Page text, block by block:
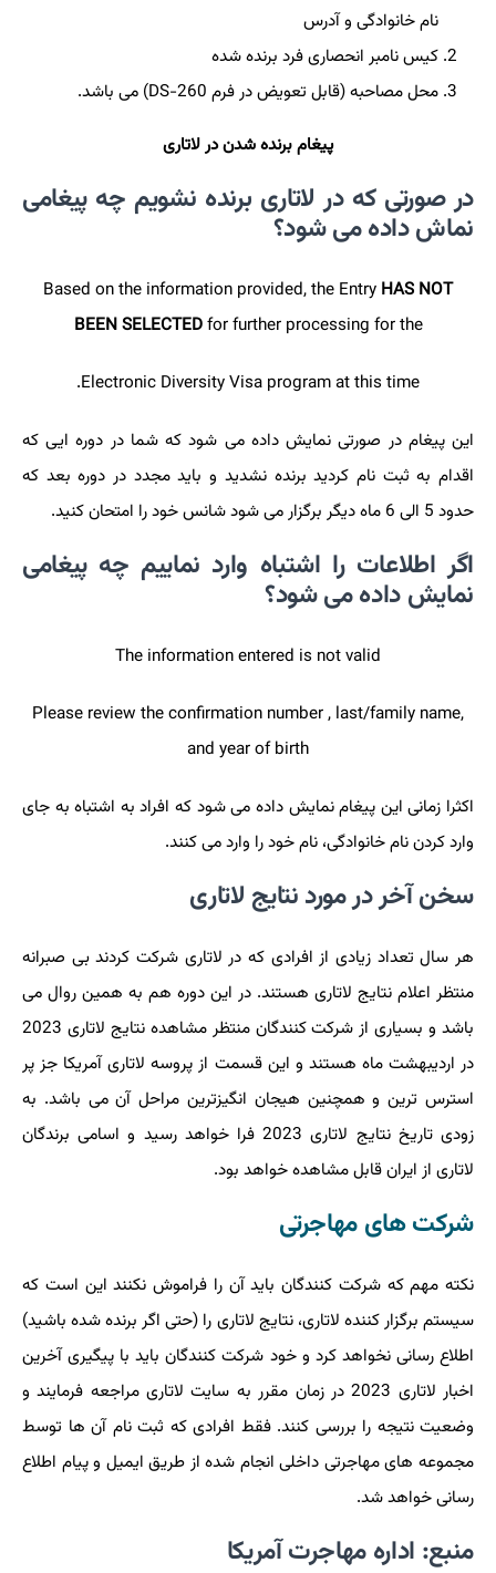
نام خانوادگی و آدرس
کیس نامبر انحصاری فرد برنده شده
محل مصاحبه (قابل تعویض در فرم DS-260) می باشد.
پیغام برنده شدن در لاتاری
در صورتی که در لاتاری برنده نشویم چه پیغامی
نماش داده می شود؟
Based on the information provided, the Entry HAS NOT
BEEN SELECTEDfor further processing for the
Electronic Diversity Visa program at this time.
این پیغام در صورتی نمایش داده می شود که شما در دوره ایی که
اقدام به ثبت نام کردید برنده نشدید و باید مجدد در دوره بعد که
حدود 5 الی 6 ماه دیگر برگزار می شود شانس خود را امتحان کنید.
اگر اطلاعات را اشتباه وارد نماییم چه پیغامی
نمایش داده می شود؟
The information entered is not valid
Please review the confirmation number , last/family name,
and year of birth
اکثرا زمانی این پیغام نمایش داده می شود که افراد به اشتباه به جای
وارد کردن نام خانوادگی، نام خود را وارد می کنند.
سخن آخر در مورد نتایج لاتاری
هر سال تعداد زیادی از افرادی که در لاتاری شرکت کردند بی صبرانه
منتظر اعلام نتایج لاتاری هستند. در این دوره هم به همین روال می
باشد و بسیاری از شرکت کنندگان منتظر مشاهده نتایج لاتاری 2023
در اردیبهشت ماه هستند و این قسمت از پروسه لاتاری آمریکا جز پر
استرس ترین و همچنین هیجان انگیزترین مراحل آن می باشد. به
زودی تاریخ نتایج لاتاری 2023 فرا خواهد رسید و اسامی برندگان
لاتاری از ایران قابل مشاهده خواهد بود.
شرکت های مهاجرتی
نکته مهم که شرکت کنندگان باید آن را فراموش نکنند این است که
سیستم برگزار کننده لاتاری، نتایج لاتاری را (حتی اگر برنده شده باشید)
اطلاع رسانی نخواهد کرد و خود شرکت کنندگان باید با پیگیری آخرین
اخبار لاتاری 2023 در زمان مقرر به سایت لاتاری مراجعه فرمایند و
وضعیت نتیجه را بررسی کنند. فقط افرادی که ثبت نام آن ها توسط
مجموعه های مهاجرتی داخلی انجام شده از طریق ایمیل و پیام اطلاع
رسانی خواهد شد.
منبع: اداره مهاجرت آمریکا